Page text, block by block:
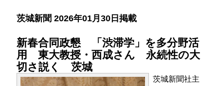
茨城新聞 2026年01月30日掲載
新春合同政懇 「渋滞学」を多分野活
用 東大教授・西成さん 永続性の大
切さ説く 茨城
茨城新聞社主